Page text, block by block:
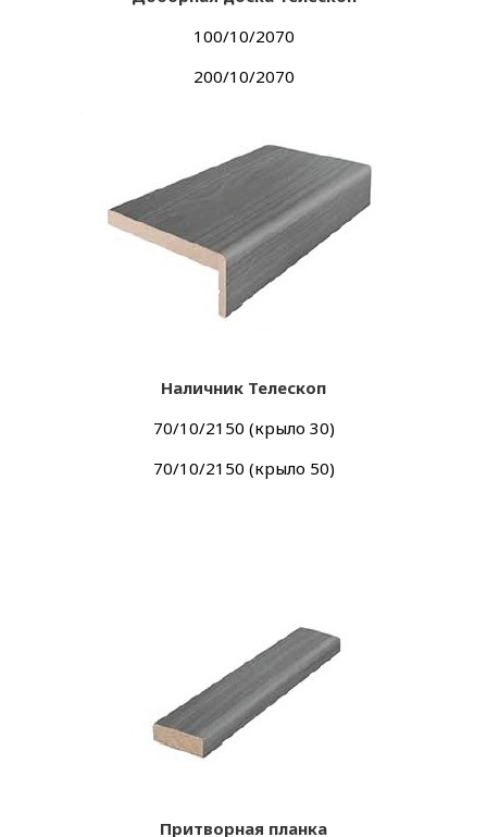
100/10/2070
200/10/2070
Наличник Телескоп
70/10/2150 (крыло 30)
70/10/2150 (крыло 50)
Притворная планка